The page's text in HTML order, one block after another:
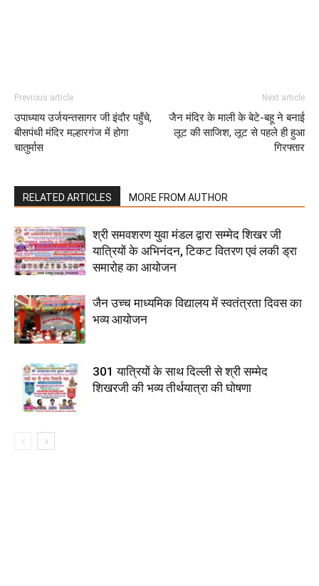
Previous article
उपाध्याय उर्जयन्तसागर जी इंदौर पहुँचे,
बीसपंथी मंदिर मल्हारगंज में होगा
चातुर्मास
Next article
जैन मंदिर के माली के बेटे-बहू ने बनाई
लूट की साजिश, लूट से पहले ही हुआ
गिरफ्तार
RELATED ARTICLES MORE FROM AUTHOR
श्री समवशरण युवा मंडल द्वारा सम्मेद शिखर जी
यात्रियों के अभिनंदन, टिकट वितरण एवं लकी ड्रा
समारोह का आयोजन
जैन उच्च माध्यमिक विद्यालय में स्वतंत्रता दिवस का
भव्य आयोजन
301 यात्रियों के साथ दिल्ली से श्री सम्मेद
शिखरजी की भव्य तीर्थयात्रा की घोषणा